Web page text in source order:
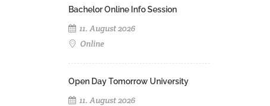
Bachelor Online Info Session
11. August 2026
Online
Open Day Tomorrow University
11. August 2026